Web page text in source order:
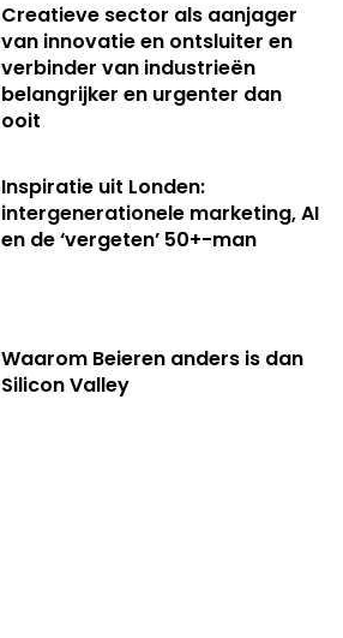
Creatieve sector als aanjager
van innovatie en ontsluiter en
verbinder van industrieën
belangrijker en urgenter dan
ooit
Inspiratie uit Londen:
intergenerationele marketing, AI
en de ‘vergeten’ 50+-man
Waarom Beieren anders is dan
Silicon Valley